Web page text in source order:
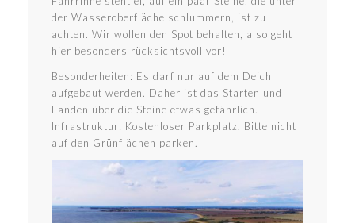
der Wasseroberfläche schlummern, ist zu
achten. Wir wollen den Spot behalten, also geht
hier besonders rücksichtsvoll vor!
Besonderheiten: Es darf nur auf dem Deich
aufgebaut werden. Daher ist das Starten und
Landen über die Steine etwas gefährlich.
Infrastruktur: Kostenloser Parkplatz. Bitte nicht
auf den Grünflächen parken.